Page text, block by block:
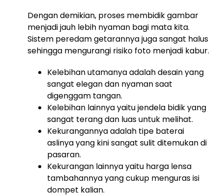
Dengan demikian, proses membidik gambar
menjadi jauh lebih nyaman bagi mata kita.
Sistem peredam getarannya juga sangat halus
sehingga mengurangi risiko foto menjadi kabur.
Kelebihan utamanya adalah desain yang
sangat elegan dan nyaman saat
digenggam tangan.
Kelebihan lainnya yaitu jendela bidik yang
sangat terang dan luas untuk melihat.
Kekurangannya adalah tipe baterai
aslinya yang kini sangat sulit ditemukan di
pasaran.
Kekurangan lainnya yaitu harga lensa
tambahannya yang cukup menguras isi
dompet kalian.